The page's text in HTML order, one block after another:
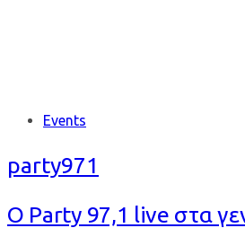
Tags Events
party971
Ο Party 97,1 live στα